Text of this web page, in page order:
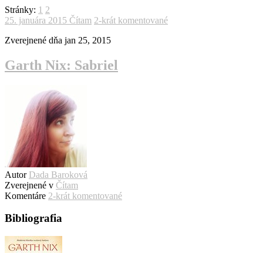
Stránky: 1 2
25. januára 2015 Čítam 2-krát komentované
Zverejnené dňa jan 25, 2015
Garth Nix: Sabriel
Autor Dada Baroková
Zverejnené v Čítam
Komentáre 2-krát komentované
Bibliografia